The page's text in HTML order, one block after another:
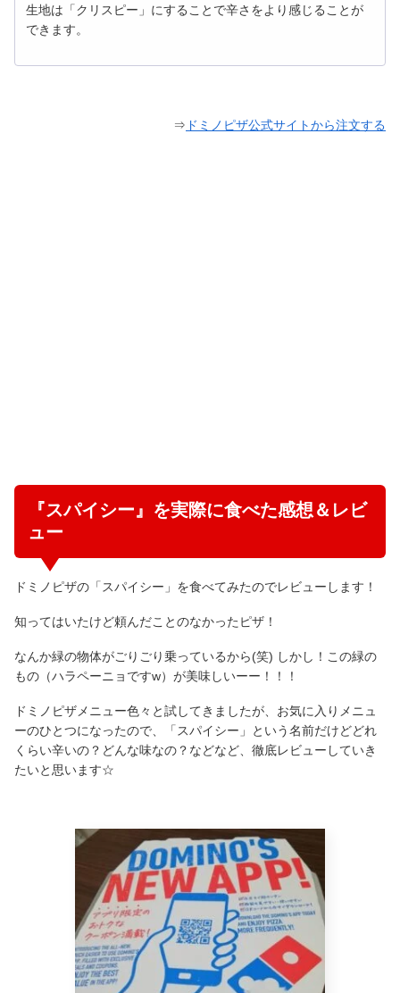
生地は「クリスピー」にすることで辛さをより感じることが
できます。
⇒ ドミノピザ公式サイトから注文する
『スパイシー』を実際に食べた感想＆レビ
ュー
ドミノピザの「スパイシー」を食べてみたのでレビューします！
知ってはいたけど頼んだことのなかったピザ！
なんか緑の物体がごりごり乗っているから(笑) しかし！この緑の
もの（ハラペーニョですw）が美味しいーー！！！
ドミノピザメニュー色々と試してきましたが、お気に入りメニュ
ーのひとつになったので、「スパイシー」という名前だけどどれ
くらい辛いの？どんな味なの？などなど、徹底レビューしていき
たいと思います☆